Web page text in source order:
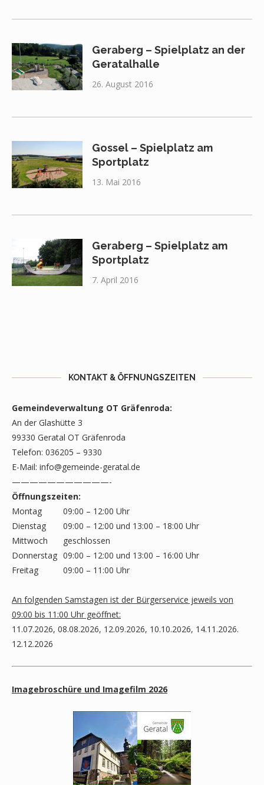
Geraberg – Spielplatz an der
Geratalhalle
26. August 2016
Gossel – Spielplatz am
Sportplatz
13. Mai 2016
Geraberg – Spielplatz am
Sportplatz
7. April 2016
KONTAKT & ÖFFNUNGSZEITEN
Gemeindeverwaltung OT Gräfenroda:
An der Glashütte 3
99330 Geratal OT Gräfenroda
Telefon: 036205 – 9330
E-Mail: info@gemeinde-geratal.de
———————————-
Öffnungszeiten:
Montag
09:00 – 12:00 Uhr
Dienstag
09:00 – 12:00 und 13:00 – 18:00 Uhr
Mittwoch
geschlossen
Donnerstag 09:00 – 12:00 und 13:00 – 16:00 Uhr
Freitag
09:00 – 11:00 Uhr
An folgenden Samstagen ist der Bürgerservice jeweils von
09:00 bis 11:00 Uhr geöffnet:
11.07.2026, 08.08.2026, 12.09.2026, 10.10.2026, 14.11.2026.
12.12.2026
Imagebroschüre und Imagefilm 2026